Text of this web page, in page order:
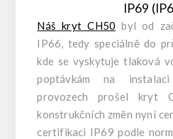
IP69
Náš kryt CH50 byl od
IP66, tedy speciálně do
kde se vyskytuje tlaková
poptávkám na
provozech prošel kryt
konstrukčních změn nyní
certifikaci IP69 podle